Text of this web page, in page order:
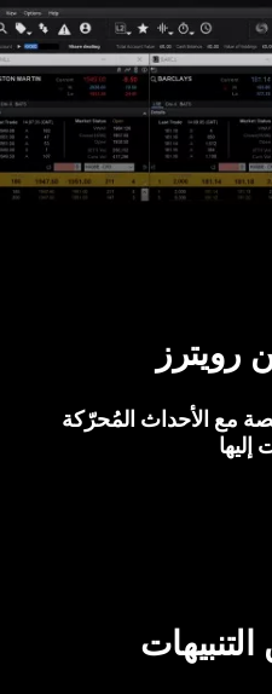
رويترز
مع الأحداث المُحرّكة
إليها